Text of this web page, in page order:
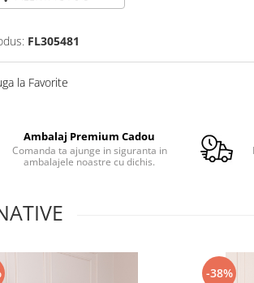
FL305481
la Favorite
Ambalaj Premium Cadou
Comanda ta ajunge in siguranta in
ambalajele noastre cu dichis.
-38%